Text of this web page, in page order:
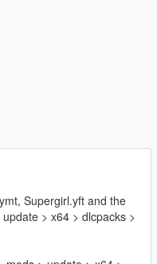
Supergirl.yft and the
> x64 > dlcpacks >